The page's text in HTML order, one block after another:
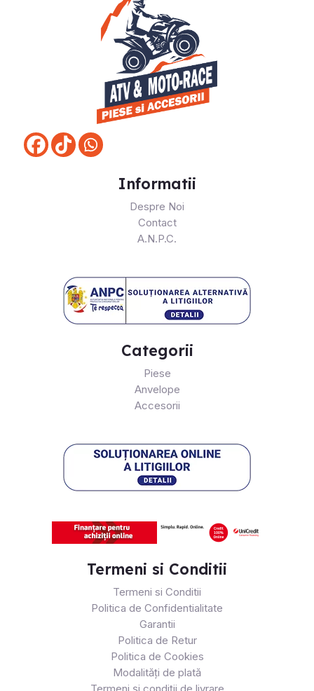
Informatii
Despre Noi
Contact
A.N.P.C.
Categorii
Piese
Anvelope
Accesorii
Termeni si Conditii
Termeni si Conditii
Politica de Confidentialitate
Garantii
Politica de Retur
Politica de Cookies
Modalități de plată
Termeni și condiții de livrare